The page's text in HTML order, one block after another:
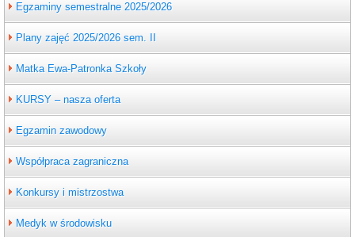
Egzaminy semestralne 2025/2026
Plany zajęć 2025/2026 sem. II
Matka Ewa-Patronka Szkoły
KURSY – nasza oferta
Egzamin zawodowy
Współpraca zagraniczna
Konkursy i mistrzostwa
Medyk w środowisku